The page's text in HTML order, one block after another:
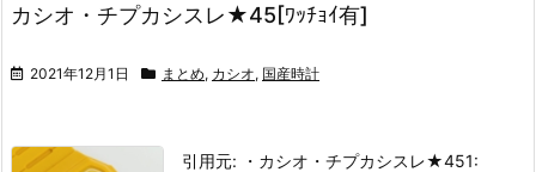
カシオ・チプカシスレ★45[ﾜｯﾁｮｲ有]
2021年12月1日 まとめ, カシオ, 国産時計
引用元: ・カシオ・チプカシスレ★451: